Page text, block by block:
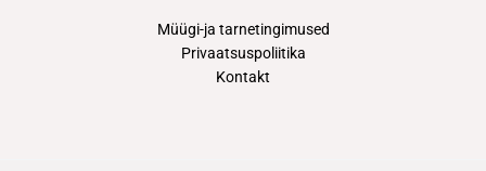
Müügi-ja tarnetingimused
Privaatsuspoliitika
Kontakt